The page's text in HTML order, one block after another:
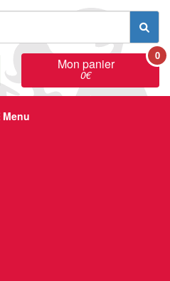
Mon panier
0€
0
Menu